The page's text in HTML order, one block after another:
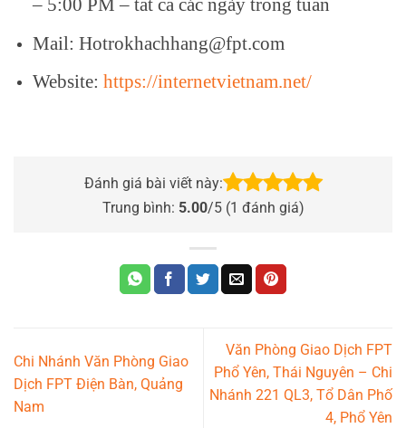
Mail: Hotrokhachhang@fpt.com
Website: https://internetvietnam.net/
Đánh giá bài viết này:
Trung bình: 5.00/5 (1 đánh giá)
Chi Nhánh Văn Phòng Giao
Dịch FPT Điện Bàn, Quảng
Nam
Văn Phòng Giao Dịch FPT
Phổ Yên, Thái Nguyên – Chi
Nhánh 221 QL3, Tổ Dân Phố
4, Phổ Yên